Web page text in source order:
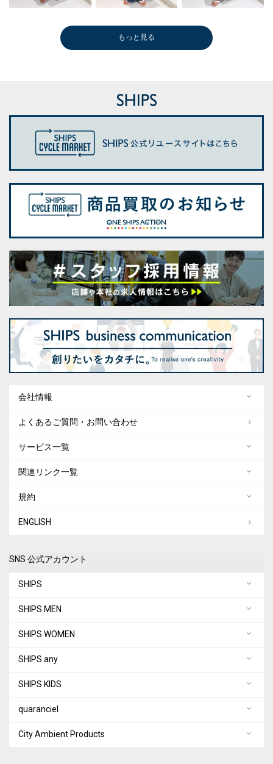
もっと見る
会社情報
よくあるご質問・お問い合わせ
サービス一覧
関連リンク一覧
規約
ENGLISH
SNS 公式アカウント
SHIPS
SHIPS MEN
SHIPS WOMEN
SHIPS any
SHIPS KIDS
quaranciel
City Ambient Products